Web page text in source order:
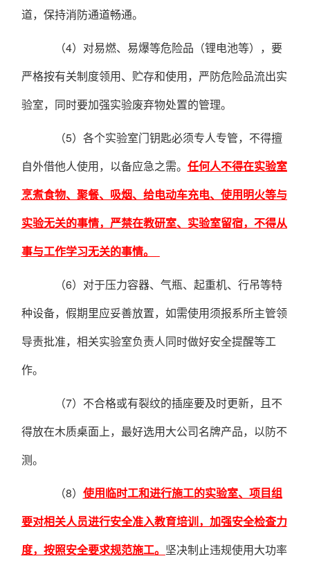
道，保持消防通道畅通。
（4）对易燃、易爆等危险品（锂电池等），要
严格按有关制度领用、贮存和使用，严防危险品流出实
验室，同时要加强实验废弃物处置的管理。
（5）各个实验室门钥匙必须专人专管，不得擅
自外借他人使用，以备应急之需。 任何人不得在实验室
烹煮食物、聚餐、吸烟、给电动车充电、使用明火等与
实验无关的事情，严禁在教研室、实验室留宿，不得从
事与工作学习无关的事情。
（6）对于压力容器、气瓶、起重机、行吊等特
种设备，假期里应妥善放置，如需使用须报系所主管领
导责批准，相关实验室负责人同时做好安全提醒等工
作。
（7）不合格或有裂纹的插座要及时更新，且不
得放在木质桌面上，最好选用大公司名牌产品，以防不
测。
（8） 使用临时工和进行施工的实验室、项目组
要对相关人员进行安全准入教育培训，加强安全检查力
度，按照安全要求规范施工。 坚决制止违规使用大功率